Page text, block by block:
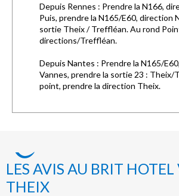
Depuis Rennes : Prendre la N166,
Puis, prendre la N165/E60, direction
sortie Theix / Treffléan. Au rond
directions/Treffléan.
Depuis Nantes : Prendre la N165/
Vannes, prendre la sortie 23 : Theix/
point, prendre la direction Theix.
LES AVIS AU BRIT
THEIX